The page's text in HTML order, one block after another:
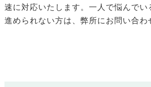
速に対応いたします。一人で悩んでい
進められない方は、弊所にお問い合わ